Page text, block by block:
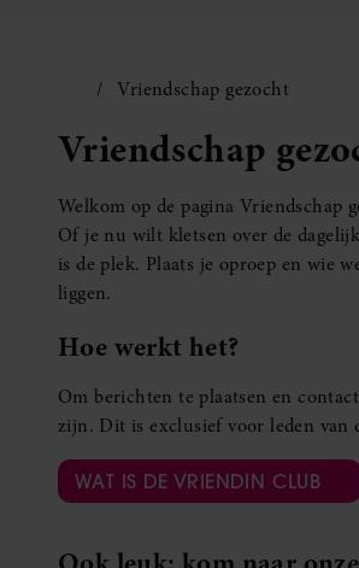
Vriendschap gezocht
Vriendschap
Welkom op de pagina
Of je nu wilt kletsen over de
is de plek. Plaats je oproep en wie
liggen.
Hoe werkt het?
Om berichten te plaatsen en
zijn. Dit is exclusief voor leden van
WAT IS DE VRIENDIN CLUB